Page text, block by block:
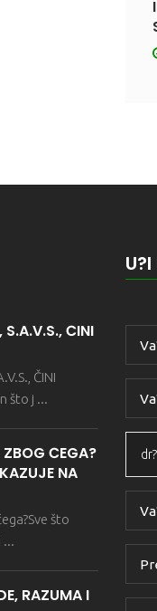
ČINI
ČINI
što j ...
ČEGA?
NA
što
...
RAZUMA I